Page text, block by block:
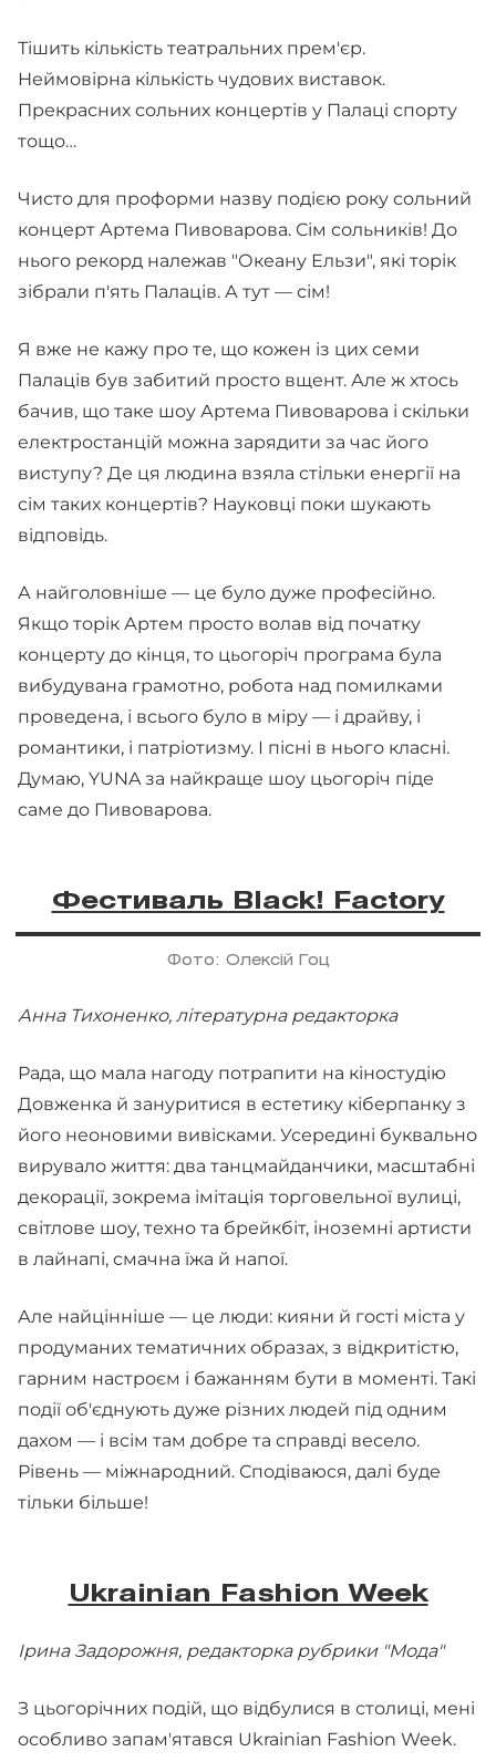
Тішить кількість театральних прем'єр.
Неймовірна кількість чудових виставок.
Прекрасних сольних концертів у Палаці спорту
тощо…
Чисто для проформи назву подією року сольний
концерт Артема Пивоварова. Сім сольників! До
нього рекорд належав "Океану Ельзи", які торік
зібрали п'ять Палаців. А тут — сім!
Я вже не кажу про те, що кожен із цих семи
Палаців був забитий просто вщент. Але ж хтось
бачив, що таке шоу Артема Пивоварова і скільки
електростанцій можна зарядити за час його
виступу? Де ця людина взяла стільки енергії на
сім таких концертів? Науковці поки шукають
відповідь.
А найголовніше — це було дуже професійно.
Якщо торік Артем просто волав від початку
концерту до кінця, то цьогоріч програма була
вибудувана грамотно, робота над помилками
проведена, і всього було в міру — і драйву, і
романтики, і патріотизму. І пісні в нього класні.
Думаю, YUNA за найкраще шоу цьогоріч піде
саме до Пивоварова.
Фестиваль Black! Factory
Фото: Олексій Гоц
Анна Тихоненко, літературна редакторка
Рада, що мала нагоду потрапити на кіностудію
Довженка й зануритися в естетику кіберпанку з
його неоновими вивісками. Усередині буквально
вирувало життя: два танцмайданчики, масштабні
декорації, зокрема імітація торговельної вулиці,
світлове шоу, техно та брейкбіт, іноземні артисти
в лайнапі, смачна їжа й напої.
Але найцінніше — це люди: кияни й гості міста у
продуманих тематичних образах, з відкритістю,
гарним настроєм і бажанням бути в моменті. Такі
події об'єднують дуже різних людей під одним
дахом — і всім там добре та справді весело.
Рівень — міжнародний. Сподіваюся, далі буде
тільки більше!
Ukrainian Fashion Week
Ірина Задорожня, редакторка рубрики "Мода"
З цьогорічних подій, що відбулися в столиці, мені
особливо запам'ятався Ukrainian Fashion Week.